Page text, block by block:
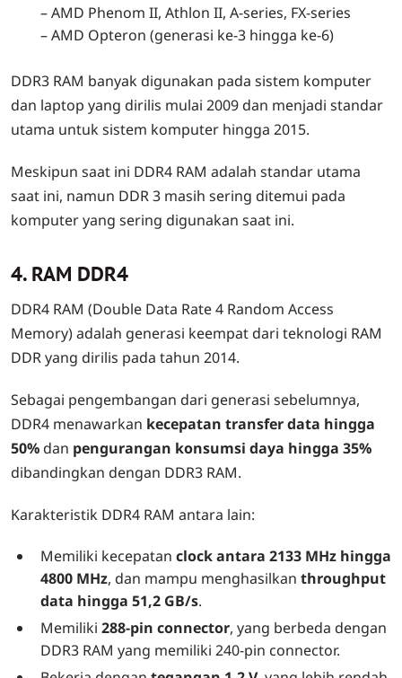
– AMD Phenom II, Athlon II, A-series, FX-series
– AMD Opteron (generasi ke-3 hingga ke-6)
DDR3 RAM banyak digunakan pada sistem komputer
dan laptop yang dirilis mulai 2009 dan menjadi standar
utama untuk sistem komputer hingga 2015.
Meskipun saat ini DDR4 RAM adalah standar utama
saat ini, namun DDR 3 masih sering ditemui pada
komputer yang sering digunakan saat ini.
4. RAM DDR4
DDR4 RAM (Double Data Rate 4 Random Access
Memory) adalah generasi keempat dari teknologi RAM
DDR yang dirilis pada tahun 2014.
Sebagai pengembangan dari generasi sebelumnya,
DDR4 menawarkan kecepatan transfer data hingga
50% dan pengurangan konsumsi daya hingga 35%
dibandingkan dengan DDR3 RAM.
Karakteristik DDR4 RAM antara lain:
Memiliki kecepatan clock antara 2133 MHz hingga
4800 MHz, dan mampu menghasilkan throughput
data hingga 51,2 GB/s.
Memiliki 288-pin connector, yang berbeda dengan
DDR3 RAM yang memiliki 240-pin connector.